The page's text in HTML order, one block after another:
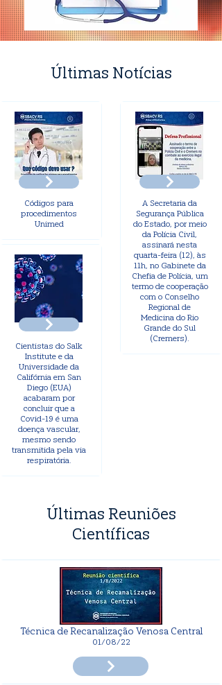
Últimas Notícias
Códigos para
procedimentos
Unimed
Cientistas do Salk
Institute e da
Universidade da
Califórnia em San
Diego (EUA)
acabaram por
concluir que a
Covid-19 é uma
doença vascular,
mesmo sendo
transmitida pela via
respiratória.
A Secretaria da
Segurança Pública
do Estado, por meio
da Polícia Civil,
assinará nesta
quarta-feira (12), às
11h, no Gabinete da
Chefia de Polícia, um
termo de cooperação
com o Conselho
Regional de
Medicina do Rio
Grande do Sul
(Cremers).
Últimas Reuniões
Científicas
Técnica de Recanalização Venosa Central
01/08/22